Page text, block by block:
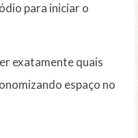
para iniciar o
exatamente quais
espaço no